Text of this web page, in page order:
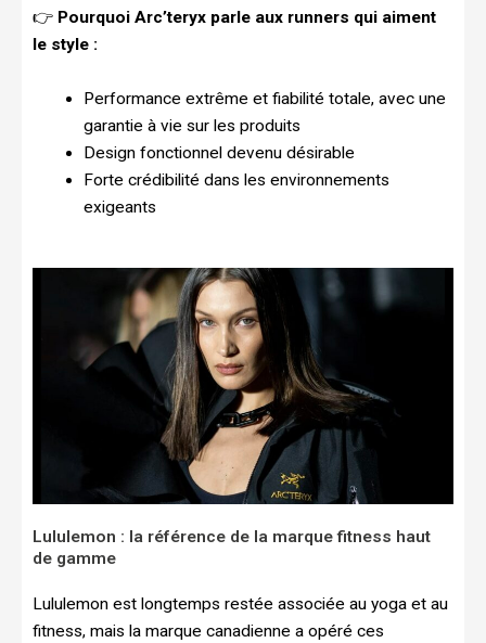
👉 Pourquoi Arc’teryx parle aux runners qui aiment
le style :
Performance extrême et fiabilité totale, avec une
garantie à vie sur les produits
Design fonctionnel devenu désirable
Forte crédibilité dans les environnements
exigeants
Lululemon : la référence de la marque fitness haut
de gamme
Lululemon est longtemps restée associée au yoga et au
fitness, mais la marque canadienne a opéré ces